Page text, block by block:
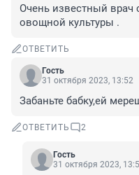
Очень известный врач
овощной культуры .
ОТВЕТИТЬ
Гость
31 октября 2023, 13:52
Забаньте бабку,ей
ОТВЕТИТЬ 2
Гость
31 октября 2023,